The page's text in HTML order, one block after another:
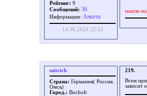
Рейтинг: 9
Сообщений: 36
Информация: Aнкета
14.06.2024 22:53
нашли
mitrich
Страна: Германия( Россия.
Омск)
Город.: Bocholt
219.
Всем
зависит